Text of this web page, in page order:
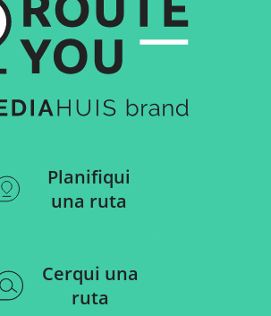
Planifiqui
una ruta
Cerqui una
ruta